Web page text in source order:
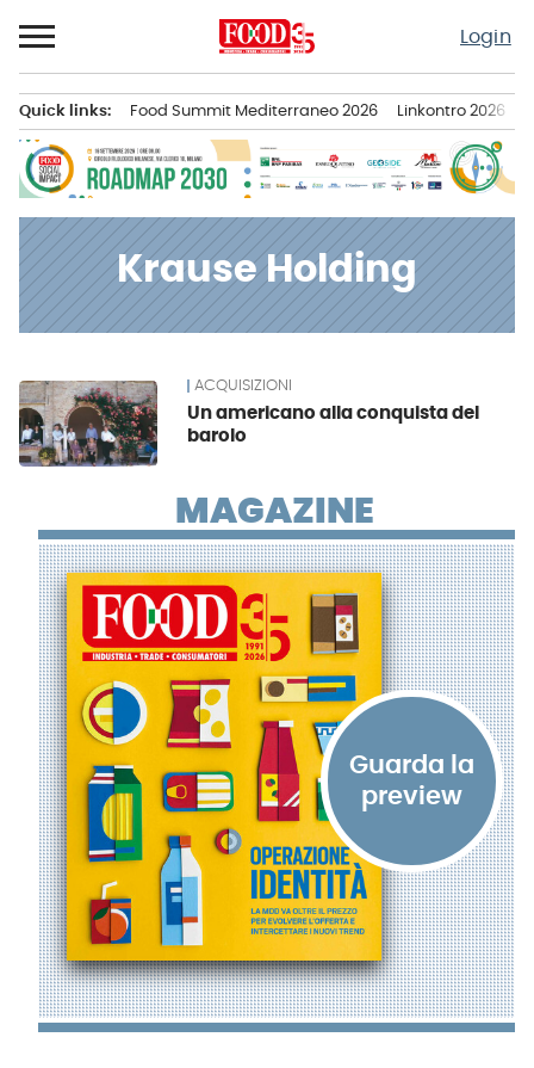
al
contenuto
Login
principale
Quick links: Food Summit Mediterraneo 2026 Linkontro 2026
Krause Holding
News ACQUISIZIONI
Un americano alla conquista del
barolo
MAGAZINE